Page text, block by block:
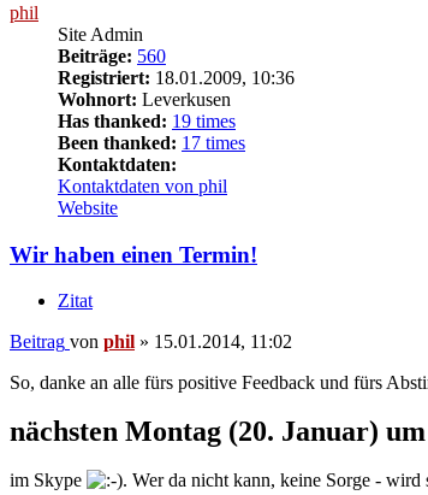
phil
Site Admin
Beiträge: 560
Registriert: 18.01.2009, 10:36
Wohnort: Leverkusen
Has thanked: 19 times
Been thanked: 17 times
Kontaktdaten:
Kontaktdaten von phil
Website
Wir haben einen Termin!
Zitat
Beitrag von phil » 15.01.2014, 11:02
So, danke an alle fürs positive Feedback und fürs
nächsten Montag (20. Januar)
im Skype . Wer da nicht kann, keine Sorge -